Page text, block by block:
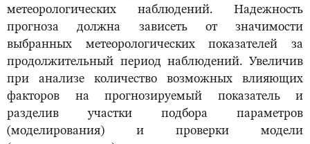
метеорологических наблюдений. Надежность
прогноза должна зависеть от значимости
выбранных метеорологических показателей за
продолжительный период наблюдений. Увеличив
при анализе количество возможных влияющих
факторов на прогнозируемый показатель и
разделив участки подбора параметров
(моделирования) и проверки модели